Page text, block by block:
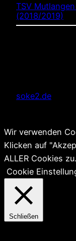
TSV
(2018/2019)
soke2.de
Wir verwenden
Klicken auf
ALLER Cookies zu.
Cookie
Schließen